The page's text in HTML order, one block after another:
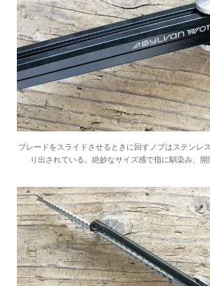
ブレードをスライドさせるときに回すノブはステンレ
り出されている。絶妙なサイズ感で指に馴染み、開